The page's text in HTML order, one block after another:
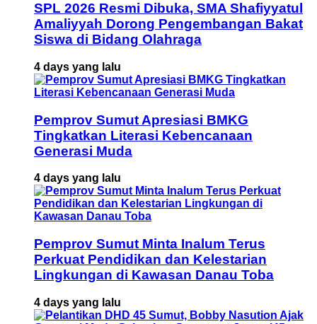
SPL 2026 Resmi Dibuka, SMA Shafiyyatul
Amaliyyah Dorong Pengembangan Bakat
Siswa di Bidang Olahraga
4 days yang lalu
Pemprov Sumut Apresiasi BMKG
Tingkatkan Literasi Kebencanaan
Generasi Muda
4 days yang lalu
Pemprov Sumut Minta Inalum Terus
Perkuat Pendidikan dan Kelestarian
Lingkungan di Kawasan Danau Toba
4 days yang lalu